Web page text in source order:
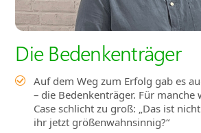
Die Bedenkenträger
Auf dem Weg zum Erfolg gab es
– die Bedenkenträger. Für manche
Case schlicht zu groß: „Das ist
ihr jetzt größenwahnsinnig?“